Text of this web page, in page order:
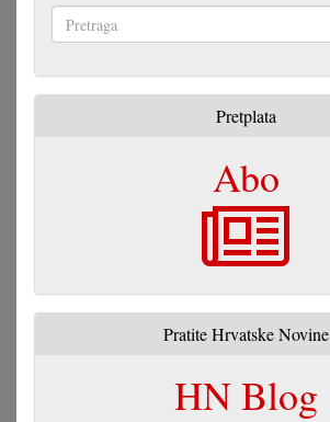
Pretplata
Abo
Pratite Hrvatske Novine
HN Blog